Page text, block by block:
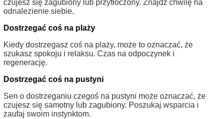
czujesz się zagubiony lub przytłoczony. Znajdź chwilę na
odnalezienie siebie.
Dostrzegać coś na plaży
Kiedy dostrzegasz coś na plaży, może to oznaczać, że
szukasz spokoju i relaksu. Czas na odpoczynek i
regenerację.
Dostrzegać coś na pustyni
Sen o dostrzeganiu czegoś na pustyni może oznaczać, że
czujesz się samotny lub zagubiony. Poszukaj wsparcia i
zaufaj swoim instynktom.